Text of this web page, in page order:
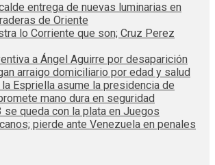
entrega de nuevas luminarias en
de Oriente
lo Corriente que son; Cruz Perez
a Ángel Aguirre por desaparición
arraigo domiciliario por edad y salud
Espriella asume la presidencia de
mano dura en seguridad
se queda con la plata en Juegos
pierde ante Venezuela en penales